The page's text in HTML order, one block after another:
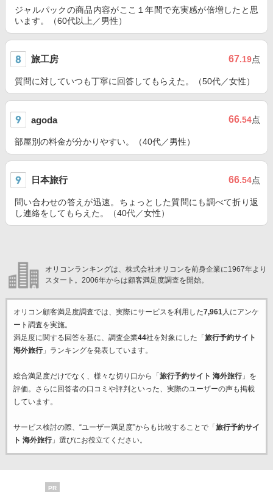
ジャルパックの商品内容がここ１年間で充実感が倍増したと思
います。（60代以上／男性）
旅工房 67.19点
質問に対していつも丁寧に回答してもらえた。（50代／女性）
agoda 66.54点
部屋別の料金が分かりやすい。（40代／男性）
日本旅行 66.54点
問い合わせの答えが迅速。ちょっとした質問にも調べて折り返
し連絡をしてもらえた。（40代／女性）
オリコンランキングは、株式会社オリコンを前身企業に1967年より
スタート。2006年からは顧客満足度調査を開始。
オリコン顧客満足度調査では、実際にサービスを利用した7,961人にアンケ
ート調査を実施。
満足度に関する回答を基に、調査企業44社を対象にした「 旅行予約サイト
海外旅行」ランキングを発表しています。
総合満足度だけでなく、様々な切り口から「 旅行予約サイト 海外旅行」を
評価。さらに回答者の口コミや評判といった、実際のユーザーの声も掲載
しています。
サービス検討の際、“ユーザー満足度”からも比較することで「 旅行予約サイ
ト 海外旅行」選びにお役立てください。
PR